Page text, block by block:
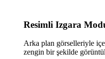
Resimli Izgara
Arka plan görselleriyle
zengin bir şekilde